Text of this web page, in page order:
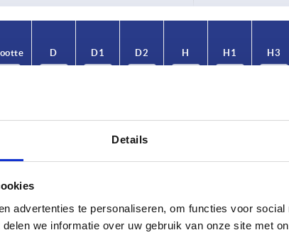
Details
advertenties te personaliseren, om functies voor social
we informatie over uw gebruik van onze site met
D D1 D2 H H1 H3
1
1
28